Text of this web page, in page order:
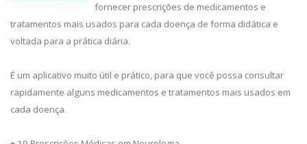
fornecer prescrições de medicamentos e
tratamentos mais usados para cada doença de forma didática e
voltada para a prática diária.
É um aplicativo muito útil e prático, para que você possa consultar
rapidamente alguns medicamentos e tratamentos mais usados em
cada doença.